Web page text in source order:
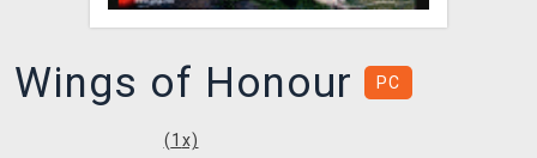
Wings of Honour PC
(1 x)